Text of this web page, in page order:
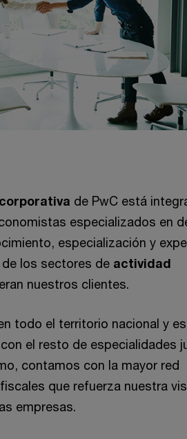
de PwC está
especializados en
especialización y
los sectores de actividad
nuestros clientes.
todo el territorio nacional y
el resto de especialidades
contamos con la mayor red
que refuerza nuestra
empresas.